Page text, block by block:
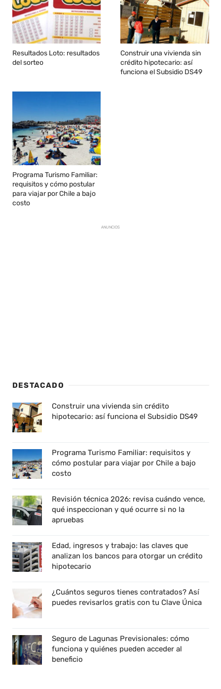
Resultados Loto: resultados
del sorteo
Construir una vivienda sin
crédito hipotecario: así
funciona el Subsidio DS49
Programa Turismo Familiar:
requisitos y cómo postular
para viajar por Chile a bajo
costo
ANUNCIOS
DESTACADO
Construir una vivienda sin crédito
hipotecario: así funciona el Subsidio DS49
Programa Turismo Familiar: requisitos y
cómo postular para viajar por Chile a bajo
costo
Revisión técnica 2026: revisa cuándo vence,
qué inspeccionan y qué ocurre si no la
apruebas
Edad, ingresos y trabajo: las claves que
analizan los bancos para otorgar un crédito
hipotecario
¿Cuántos seguros tienes contratados? Así
puedes revisarlos gratis con tu Clave Única
Seguro de Lagunas Previsionales: cómo
funciona y quiénes pueden acceder al
beneficio